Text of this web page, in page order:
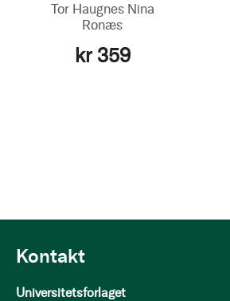
Tor Haugnes Nina
Ronæs
kr 359
Kontakt
Universitetsforlaget